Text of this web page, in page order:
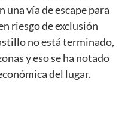
una vía de escape para
riesgo de exclusión
no está terminado,
y eso se ha notado
del lugar.